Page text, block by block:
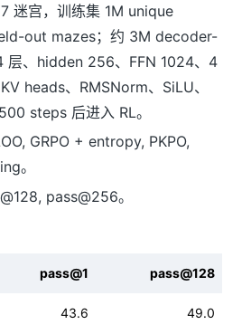
迷宫，训练集 1M unique
out mazes；约 3M decoder-
、hidden 256、FFN 1024、4
heads、RMSNorm、SiLU、
steps 后进入 RL。
GRPO + entropy, PKPO,
。
pass@256。
pass@1 pass@128
43.6 49.0